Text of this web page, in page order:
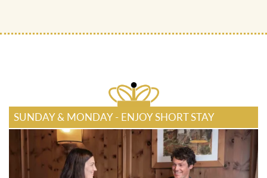
SUNDAY & MONDAY - ENJOY SHORT STAY